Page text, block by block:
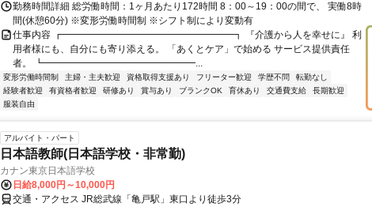
勤務時間詳細 総労働時間：1ヶ月あたり172時間 8：00～19：00の間で、 実働8時
間(休憩60分) ※変形労働時間制 ※シフト制により変動有
仕事内容 ┏━━━━━━━━━━━━━━━━━━┓ 『介護から人を幸せに』 利
用者様にも、自分にも寄り添える。 「あくとケア」で始める サービス提供責任
者。 ┗━━━━━━━━━━━━━━━━...
変形労働時間制 主婦・主夫歓迎 資格取得支援あり フリーター歓迎 学歴不問
転勤なし
経験者歓迎
有資格者歓迎 研修あり 賞与あり ブランクOK 育休あり 交通費支給
長期歓迎
服装自由
アルバイト・パート
日本語教師(日本語学校・非常勤)
カナン東京日本語学校
日給8,000円～10,000円
交通・アクセス JR総武線「亀戸駅」東口より徒歩3分